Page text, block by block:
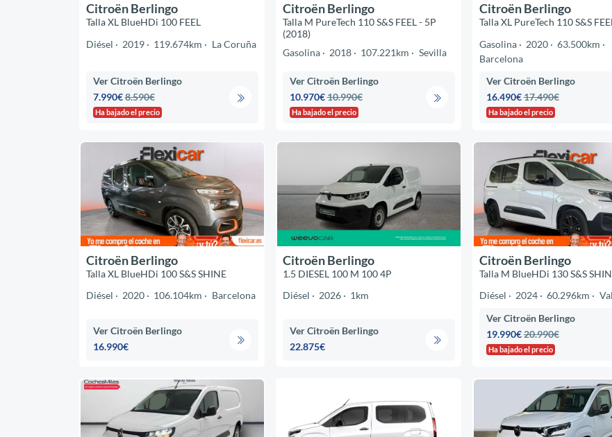
Citroën Berlingo
Talla XL BlueHDi 100 FEEL
Diésel
2019 119.674km La Coruña
Ver Citroën Berlingo
7.990€8.590€
Ha bajado el precio
Citroën Berlingo
Talla M PureTech 110 S&S FEEL - 5P
(2018)
Gasolina
2018 107.221km Sevilla
Ver Citroën Berlingo
10.970€10.990€
Ha bajado el precio
Citroën Berlingo
Talla XL PureTech 110 S&S
Gasolina
2020
63.500km
Barcelona
Ver Citroën Berlingo
16.490€17.490€
Ha bajado el precio
Citroën Berlingo
Talla XL BlueHDi 100 S&S SHINE
Diésel
2020 106.104km Barcelona
Ver Citroën Berlingo
16.990€
Citroën Berlingo
1.5 DIESEL 100 M 100 4P
Diésel
2026 1km
Ver Citroën Berlingo
22.875€
Citroën Berlingo
Talla M BlueHDi 130 S&S
Diésel
2024 60.296km
Ver Citroën Berlingo
19.990€20.990€
Ha bajado el precio